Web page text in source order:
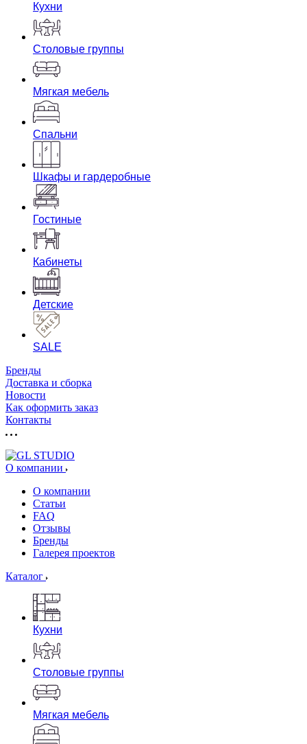
Кухни
Столовые группы
Мягкая мебель
Спальни
Шкафы и гардеробные
Гостиные
Кабинеты
Детские
SALE
Бренды
Доставка и сборка
Новости
Как оформить заказ
Контакты
О компании
О компании
Статьи
FAQ
Отзывы
Бренды
Галерея проектов
Каталог
Кухни
Столовые группы
Мягкая мебель